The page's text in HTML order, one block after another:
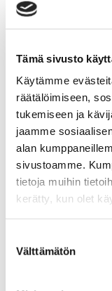
Tämä sivusto
Käytämme
räätälöimiseen,
tukemiseen ja
jaamme
alan
sivustoamme.
tietoja muihin
kerätty, kun olet
valinta
Välttämätön